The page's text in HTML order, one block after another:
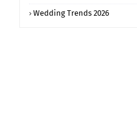
Wedding Trends 2026